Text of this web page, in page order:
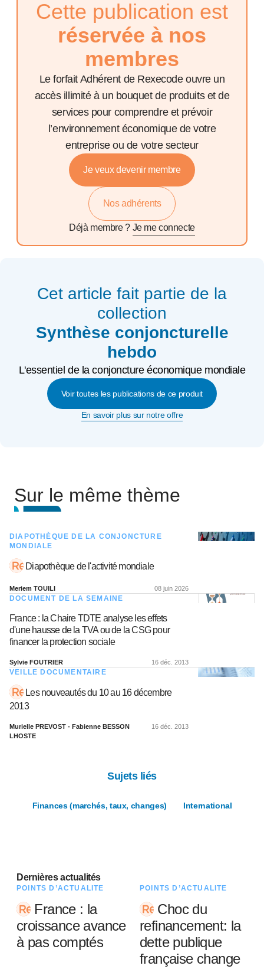
Cette publication est
réservée à nos
membres
Le forfait Adhérent de Rexecode ouvre un
accès illimité à un bouquet de produits et de
services pour comprendre et prévoir
l’environnement économique de votre
entreprise ou de votre secteur
Je veux devenir membre
Nos adhérents
Déjà membre ? Je me connecte
Cet article fait partie de la
collection
Synthèse conjoncturelle
hebdo
L'essentiel de la conjoncture économique mondiale
Voir toutes les publications de ce produit
En savoir plus sur notre offre
Sur le même thème
DIAPOTHÈQUE DE LA CONJONCTURE
MONDIALE
Diapothèque de l'activité mondiale
Meriem TOUILI 08 juin 2026
DOCUMENT DE LA SEMAINE
France : la Chaire TDTE analyse les effets
d'une hausse de la TVA ou de la CSG pour
financer la protection sociale
Sylvie FOUTRIER 16 déc. 2013
VEILLE DOCUMENTAIRE
Les nouveautés du 10 au 16 décembre
2013
Murielle PREVOST - Fabienne BESSON
LHOSTE
16 déc. 2013
Sujets liés
Finances (marchés, taux, changes) International
Dernières actualités
POINTS D’ACTUALITÉ
France : la
croissance avance
à pas comptés
POINTS D’ACTUALITÉ
Choc du
refinancement: la
dette publique
française change